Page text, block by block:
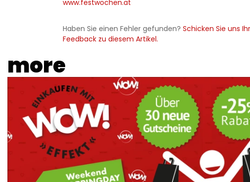
www.festwochen.at
Haben Sie einen Fehler gefunden?Schicken Sie uns Ihr
Feedback zu diesem Artikel.
more